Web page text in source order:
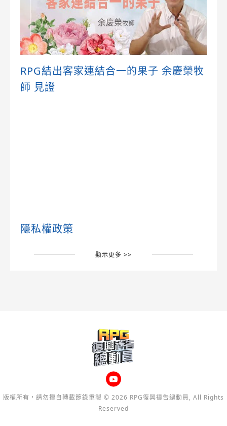
RPG結出客家連結合一的果子 余慶榮牧
師 見證
隱私權政策
顯示更多 >>
版權所有，請勿擅自轉載節錄重製 © 2026 RPG復興禱告總動員, All Rights
Reserved